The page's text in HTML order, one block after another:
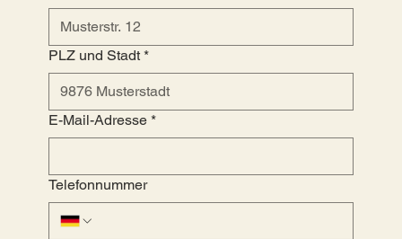
PLZ und Stadt *
E-Mail-Adresse *
Telefonnummer